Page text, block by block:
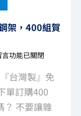
架，400組賀
言功能已關閉
台灣製』免
單訂購400
？ 不要讓雜